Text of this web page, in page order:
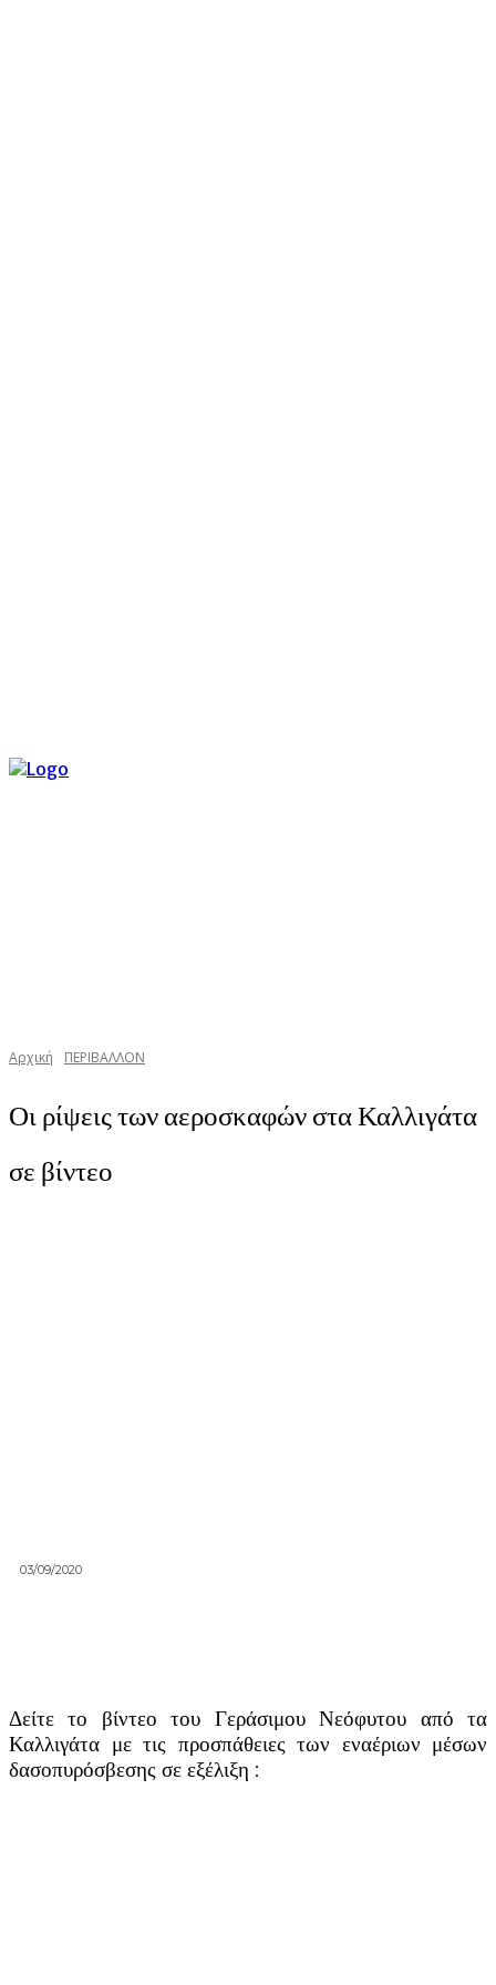
Αρχική ΠΕΡΙΒΑΛΛΟΝ
Οι ρίψεις των αεροσκαφών στα Καλλιγάτα
σε βίντεο
03/09/2020
Δείτε το βίντεο του Γεράσιμου Νεόφυτου από τα
Καλλιγάτα με τις προσπάθειες των εναέριων μέσων
δασοπυρόσβεσης σε εξέλιξη :